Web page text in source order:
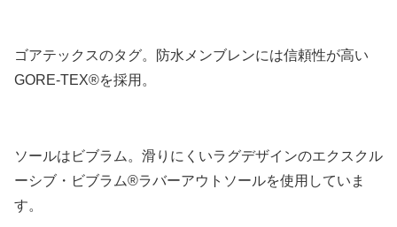
ゴアテックスのタグ。防水メンブレンには信頼性が高い
GORE-TEX®を採用。
ソールはビブラム。滑りにくいラグデザインのエクスクル
ーシブ・ビブラム®ラバーアウトソールを使用していま
す。